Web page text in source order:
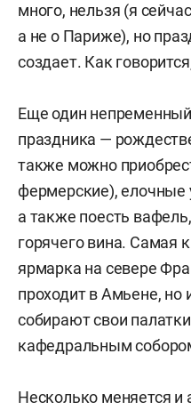
много, нельзя (я
а не о Париже), но
создает. Как
Еще один
праздника —
также можно
фермерские), елочные
а также поесть
горячего вина. Самая
ярмарка на севере
проходит в Амьене, но
собирают свои
кафедральным
Несколько меняется и